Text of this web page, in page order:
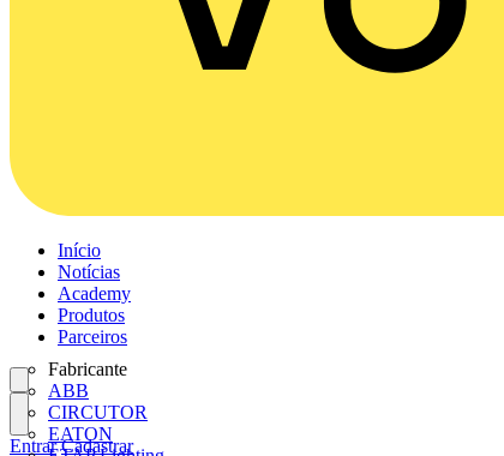
Início
Notícias
Academy
Produtos
Parceiros
Fabricante
ABB
CIRCUTOR
EATON
Entrar Cadastrar